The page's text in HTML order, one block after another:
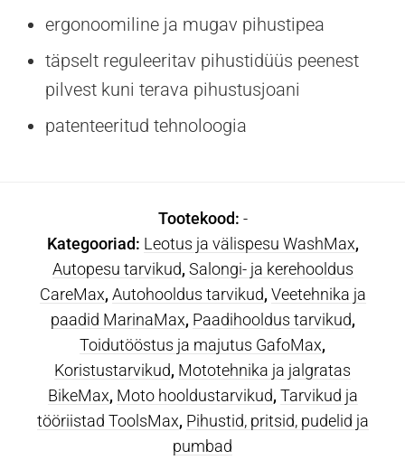
ergonoomiline ja mugav pihustipea
täpselt reguleeritav pihustidüüs peenest
pilvest kuni terava pihustusjoani
patenteeritud tehnoloogia
Tootekood: -
Kategooriad: Leotus ja välispesu WashMax,
Autopesu tarvikud, Salongi- ja kerehooldus
CareMax, Autohooldus tarvikud, Veetehnika ja
paadid MarinaMax, Paadihooldus tarvikud,
Toidutööstus ja majutus GafoMax,
Koristustarvikud, Mototehnika ja jalgratas
BikeMax, Moto hooldustarvikud, Tarvikud ja
tööriistad ToolsMax, Pihustid, pritsid, pudelid ja
pumbad